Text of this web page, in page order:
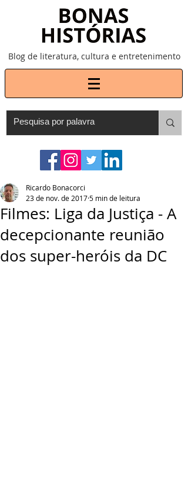
Blog de literatura, cultura e entretenimento
Filmes: Liga da Justiça - A
decepcionante reunião
dos super-heróis da DC
Ricardo Bonacorci
23 de nov. de 20175 min de leitura